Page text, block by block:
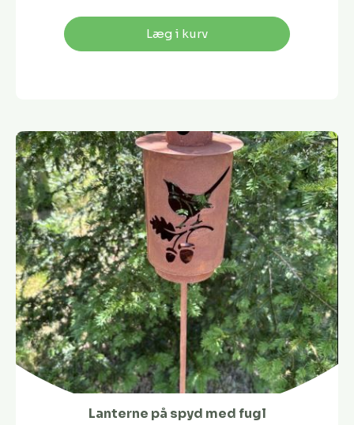
Læg i kurv
Lanterne på spyd med fugl